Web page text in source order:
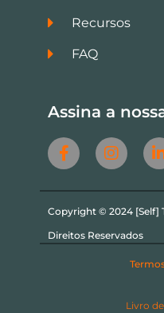
Recursos
FAQ
Assina a
Copyright © 2024 [Self]
Direitos Reservados
Livro